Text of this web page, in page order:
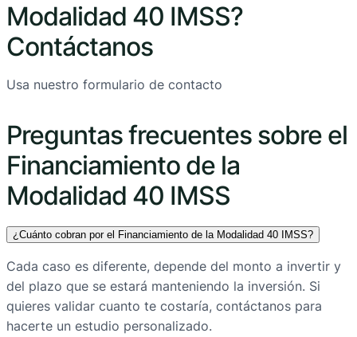
Modalidad 40 IMSS?
Contáctanos
Usa nuestro formulario de contacto
Preguntas frecuentes sobre el
Financiamiento de la
Modalidad 40 IMSS
¿Cuánto cobran por el Financiamiento de la Modalidad 40 IMSS?
Cada caso es diferente, depende del monto a invertir y
del plazo que se estará manteniendo la inversión. Si
quieres validar cuanto te costaría, contáctanos para
hacerte un estudio personalizado.